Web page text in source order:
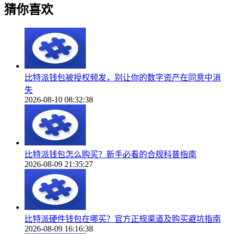
猜你喜欢
比特派钱包被授权频发，别让你的数字资产在同意中消
失
2026-08-10 08:32:38
比特派钱包怎么购买？新手必看的合规科普指南
2026-08-09 21:35:27
比特派硬件钱包在哪买？官方正规渠道及购买避坑指南
2026-08-09 16:16:38